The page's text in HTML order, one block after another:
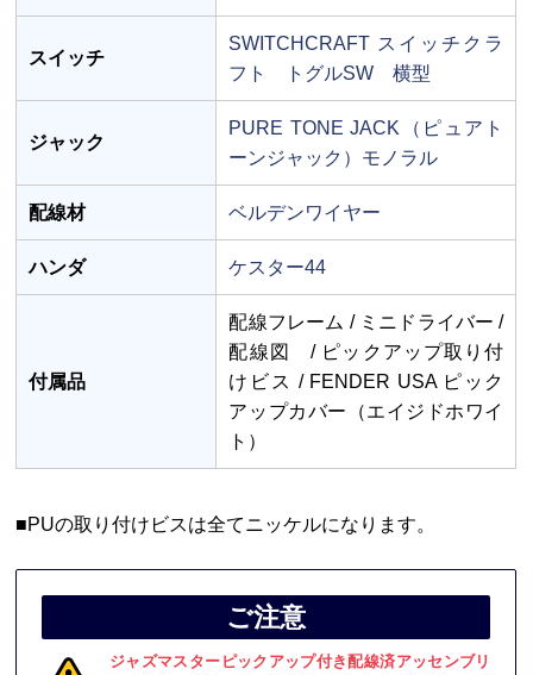
スイッチ
SWITCHCRAFT スイッチクラ
フト トグルSW 横型
ジャック
PURE TONE JACK（ピュアト
ーンジャック）モノラル
配線材 ベルデンワイヤー
ハンダ ケスター44
付属品
配線フレーム / ミニドライバー /
配線図 / ピックアップ取り付
けビス / FENDER USA ピック
アップカバー（エイジドホワイ
ト）
■PUの取り付けビスは全てニッケルになります。
ご注意
ジャズマスターピックアップ付き配線済アッセンブリ